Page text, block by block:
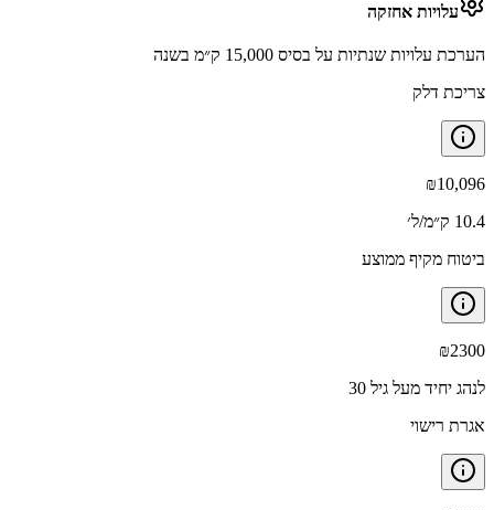
עלויות אחזקה
הערכת עלויות שנתיות על בסיס 15,000 ק״מ בשנה
צריכת דלק
₪10,096
10.4 ק״מ/ל׳
ביטוח מקיף ממוצע
₪2300
לנהג יחיד מעל גיל 30
אגרת רישוי